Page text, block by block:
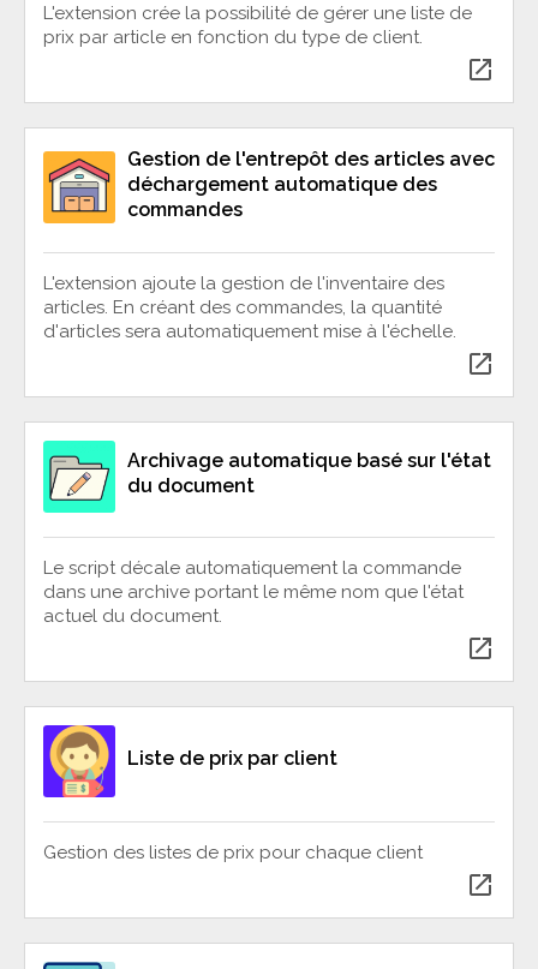
L'extension crée la possibilité de gérer une liste de
prix par article en fonction du type de client.
open_in_new
Gestion de l'entrepôt des articles avec
déchargement automatique des
commandes
L'extension ajoute la gestion de l'inventaire des
articles. En créant des commandes, la quantité
d'articles sera automatiquement mise à l'échelle.
open_in_new
Archivage automatique basé sur l'état
du document
Le script décale automatiquement la commande
dans une archive portant le même nom que l'état
actuel du document.
open_in_new
Liste de prix par client
Gestion des listes de prix pour chaque client
open_in_new